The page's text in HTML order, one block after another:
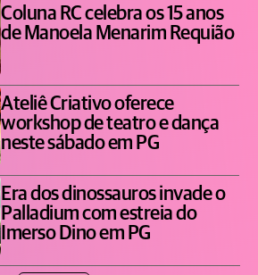
Coluna RC celebra os 15 anos
de Manoela Menarim Requião
Ateliê Criativo oferece
workshop de teatro e dança
neste sábado em PG
Era dos dinossauros invade o
Palladium com estreia do
Imerso Dino em PG